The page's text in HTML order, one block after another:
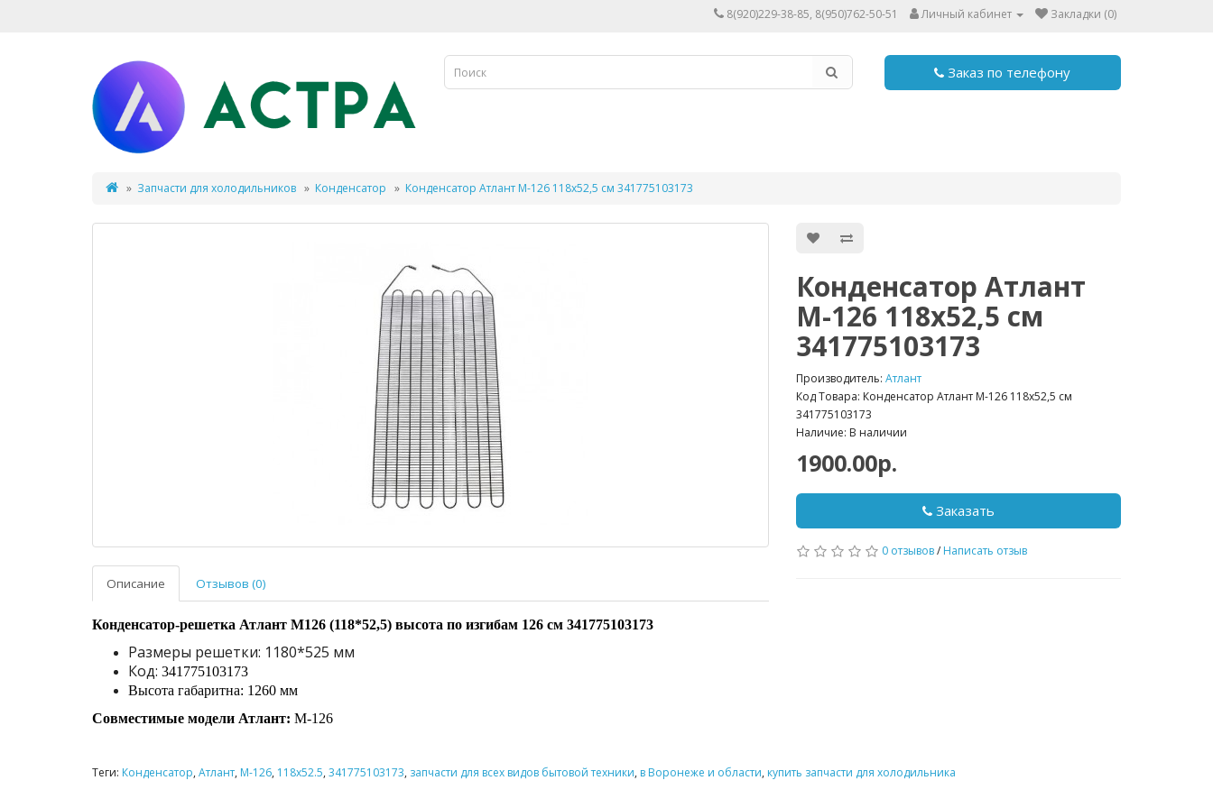
8(920)229-38-85, 8(950)762-50-51 Личный кабинет Закладки (0)
Заказ по телефону
Запчасти для холодильников Конденсатор Конденсатор Атлант М-126 118х52,5 см 341775103173
Описание Отзывов (0)
Конденсатор-решетка Атлант М126 (118*52,5) высота по изгибам 126 см 341775103173
Размеры решетки: 1180*525 мм
Код: 341775103173
Высота габаритна: 1260 мм
Совместимые модели Атлант: М-126
Конденсатор Атлант
М-126 118х52,5 см
341775103173
Производитель: Атлант
Код Товара: Конденсатор Атлант М-126 118х52,5 см
341775103173
Наличие: В наличии
1900.00р.
Заказать
0 отзывов/ Написать отзыв
Теги: Конденсатор, Атлант, М-126, 118х52.5, 341775103173, запчасти для всех видов бытовой техники, в Воронеже и области, купить запчасти для холодильника